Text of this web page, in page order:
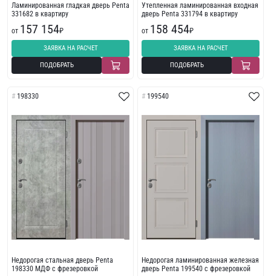
Ламинированная гладкая дверь Penta
331682 в квартиру
от 157 154₽
ЗАЯВКА НА РАСЧЕТ
ПОДОБРАТЬ
Утепленная ламинированная входная
дверь Penta 331794 в квартиру
от 158 454₽
ЗАЯВКА НА РАСЧЕТ
ПОДОБРАТЬ
198330
Недорогая стальная дверь Penta
198330 МДФ с фрезеровкой
199540
Недорогая ламинированная железная
дверь Penta 199540 с фрезеровкой